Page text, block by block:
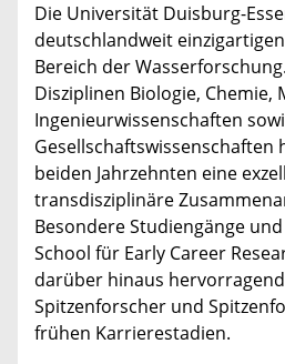
Die Universität Duisburg-
deutschlandweit
Bereich der
Disziplinen Biologie, Chemie,
Ingenieurwissenschaften
Gesellschaftswissenschaften
beiden Jahrzehnten eine
transdisziplinäre
Besondere Studiengänge
School für Early Career
darüber hinaus
Spitzenforscher und
frühen Karrierestadien.